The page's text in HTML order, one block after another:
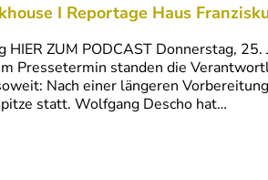
I Reportage Haus
ZUM PODCAST Donnerstag,
Pressetermin standen die
Nach einer längeren
statt. Wolfgang Descho hat…